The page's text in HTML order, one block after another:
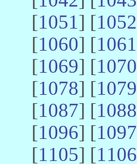
[1051] [1052
[1060] [1061
[1069] [1070
[1078] [1079
[1087] [1088
[1096] [1097
[1105] [1106